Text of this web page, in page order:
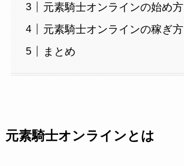
元素騎士オンラインの始め方
元素騎士オンラインの稼ぎ方
まとめ
元素騎士オンラインとは